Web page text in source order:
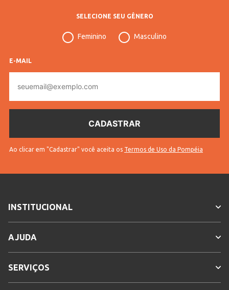
adult
SELECIONE SEU GÊNERO
Feminino Masculino
E-MAIL
mail
Ao clicar em "Cadastrar" você aceita os Termos de Uso da Pompéia
INSTITUCIONAL
AJUDA
SERVIÇOS